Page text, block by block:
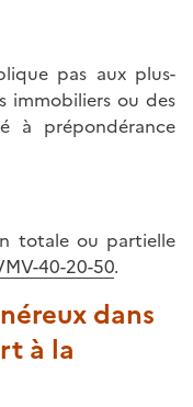
pas aux plus-
immobiliers ou des
à prépondérance
totale ou partielle
40-20-50.
dans
à la